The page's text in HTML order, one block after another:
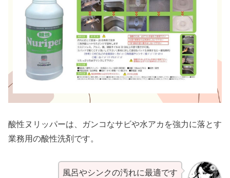
酸性ヌリッパーは、ガンコなサビや水アカを強力に落とす
業務用の酸性洗剤です。
風呂やシンクの汚れに最適です